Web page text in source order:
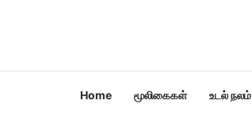
Home மூலிகைகள் உடல் நலம்